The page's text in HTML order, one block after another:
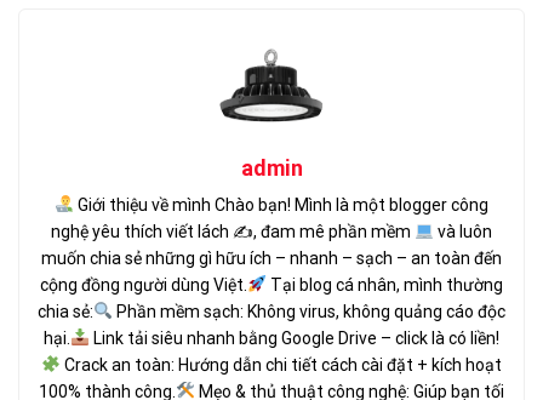
admin
Giới thiệu về mình Chào bạn! Mình là một blogger công
nghệ yêu thích viết lách ✍, đam mê phần mềm
và luôn
muốn chia sẻ những gì hữu ích – nhanh – sạch – an toàn đến
cộng đồng người dùng Việt.
Tại blog cá nhân, mình thường
chia sẻ:
Phần mềm sạch: Không virus, không quảng cáo độc
hại.
Link tải siêu nhanh bằng Google Drive – click là có liền!
Crack an toàn: Hướng dẫn chi tiết cách cài đặt + kích hoạt
100% thành công.
Mẹo & thủ thuật công nghệ: Giúp bạn tối